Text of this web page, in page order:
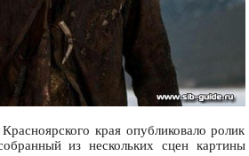
края опубликовало ролик
из нескольких сцен картины